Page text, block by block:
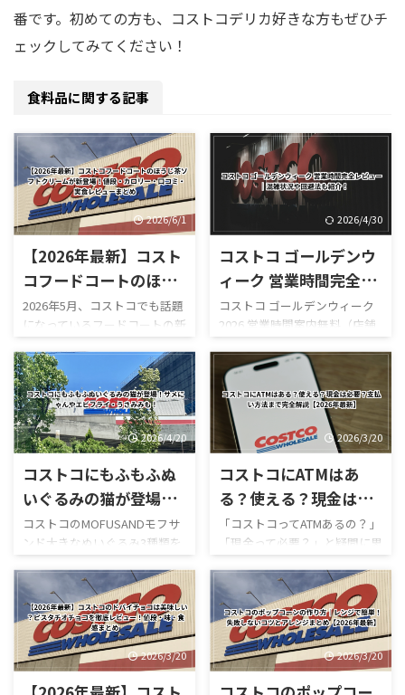
番です。初めての方も、コストコデリカ好きな方もぜひチ
ェックしてみてください！
食料品に関する記事
2026/6/1
【2026年最新】コスト
コフードコートのほう
じ茶ソフトクリームが
新登場！値段・カロリ
ー・口コミ・実食レビ
ューまとめ
2026年5月、コストコでも話題
になっているフードコートの新
作スイーツ「ほうじ茶ソフト
クリーム」が登場しました！
ほうじ茶好きにはたまらない
和スイーツで、販売開始直後か
らSNSでも話題になっていま
す。 今回は実際に食べた感想
をもとに、 値段 カロリー予想
味の特徴 ミックスとの違い 口
コミ評判 おすすめ度 まで徹底
ている方はぜひ参考にしてく
ださい。 写真付きのレビュー
が見たい方はこちらをご覧く
ださい。
https://hubmedia.co.jp/costc
o/costco-i ...
2026/4/30
コストコ ゴールデンウ
ィーク 営業時間完全レ
ビュー｜混雑状況や回
避法も紹介！
コストコ ゴールデンウィーク
2026 営業時間案内無料（店舗
利用時）／デリバリーは別途
送料ありGW2026-COSTCO-01
GWゴールデンウィーク期間中
のコストコ営業時間と混雑状
況について詳しくはこちら GW
ゴールデンウィーク期間中の
お買い得コストコ割引セール
商品一覧はこちら GWゴールデ
ンウィーク期間中のコストコ
がゴールデンウィークにコス
トコを訪れるのは毎年の楽し
みの一つですが、この時期の
営業時間変更や混雑状況には
いつも気を遣います。特に
2026年のゴールデンウィーク
は最 ...
2026/4/20
コストコにもふもふぬ
いぐるみの猫が登場！
サメにゃんやエビフラ
イ・うさみみも！
コストコのMOFUSANDモフサ
ンド大きなぬいぐるみ3種類を
徹底解説｜値段・種類・口コ
ミ感想まとめ コストコ新商
品・おもちゃレビュー コスト
コのMOFUSANDモフサンド大
きなぬいぐるみ3種類を徹底解
説！値段・種類・おすすめポ
イントまとめ コストコのおも
2026/3/20
コストコにATMはあ
る？使える？現金は必
要？支払い方法まで完
全解説【2026年最新】
「コストコってATMあるの？」
「現金って必要？」と疑問に思
ったことはありませんか？ 結
論から言うと、コストコは基本
的にキャッシュレス中心の店
舗で、ATMの設置状況や使い方
も一般のスーパーとは少し違
います。 この記事では、コス
トコのATM事情について、設置
2026/3/20 2026/3/20